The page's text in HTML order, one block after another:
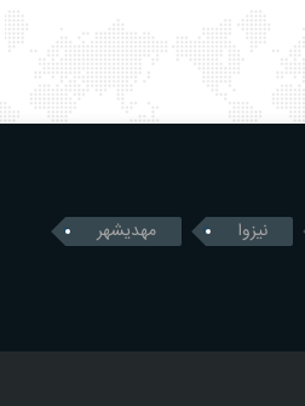
نیزوا مهدیشهر